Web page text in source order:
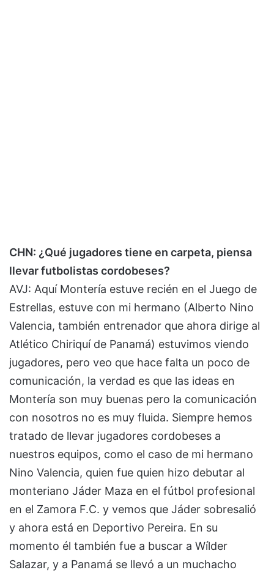
CHN: ¿Qué jugadores tiene en carpeta, piensa
llevar futbolistas cordobeses?
AVJ: Aquí Montería estuve recién en el Juego de
Estrellas, estuve con mi hermano (Alberto Nino
Valencia, también entrenador que ahora dirige al
Atlético Chiriquí de Panamá) estuvimos viendo
jugadores, pero veo que hace falta un poco de
comunicación, la verdad es que las ideas en
Montería son muy buenas pero la comunicación
con nosotros no es muy fluida. Siempre hemos
tratado de llevar jugadores cordobeses a
nuestros equipos, como el caso de mi hermano
Nino Valencia, quien fue quien hizo debutar al
monteriano Jáder Maza en el fútbol profesional
en el Zamora F.C. y vemos que Jáder sobresalió
y ahora está en Deportivo Pereira. En su
momento él también fue a buscar a Wílder
Salazar, y a Panamá se llevó a un muchacho